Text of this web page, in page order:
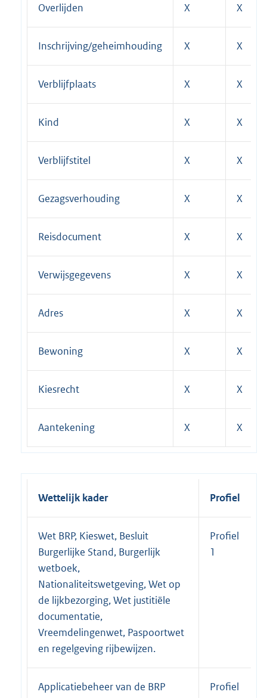
Overlijden X X
Inschrijving/geheimhouding X X
Verblijfplaats X X
Kind X X
Verblijfstitel X X
Gezagsverhouding X X
Reisdocument X X
Verwijsgegevens X X
Adres X X
Bewoning X X
Kiesrecht X X
Aantekening X X
Wettelijk kader Profiel
Wet BRP, Kieswet, Besluit
Burgerlijke Stand, Burgerlijk
wetboek,
Nationaliteitswetgeving, Wet op
de lijkbezorging, Wet justitiële
documentatie,
Vreemdelingenwet, Paspoortwet
en regelgeving rijbewijzen.
Profiel
1
Applicatiebeheer van de BRP
Profiel